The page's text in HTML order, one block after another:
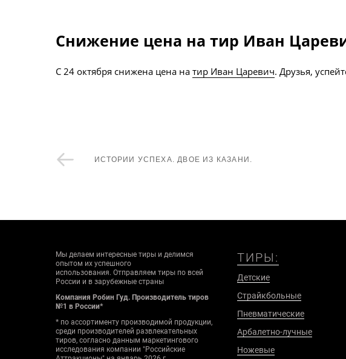
Снижение цена на тир Иван
С 24 октября снижена цена на тир Иван Царевич. Друзья,
ИСТОРИИ УСПЕХА. ДВОЕ ИЗ КАЗАНИ.
Мы делаем интересные тиры и делимся
опытом их успешного
использования. Отправляем тиры по всей
России и в зарубежные страны
Компания Робин Гуд. Производитель тиров
№1 в России*
* по ассортименту производимой продукции,
среди производителей развлекательных
тиров, согласно данным маркетингового
исследования компании "Российские
ТИРЫ:
Детские
Страйкбольные
Пневматические
Арбалетно-лучные
Ножевые